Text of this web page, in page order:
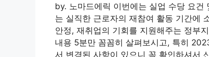
by. 노마드에릭 이번에는 실업 수당 요건
는 실직한 근로자의 재참여 활동 기간에
안정, 재취업의 기회를 지원해주는 정부
내용 5분만 꼼꼼히 살펴보시고, 특히
서 변경된 사항이 있으니 꼭 확인하셔서